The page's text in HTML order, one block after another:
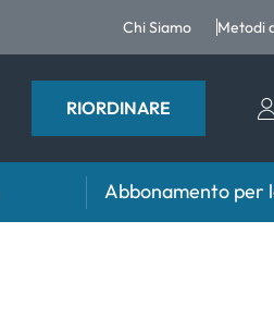
Chi Siamo Metodi
RIORDINARE
Abbonamento per